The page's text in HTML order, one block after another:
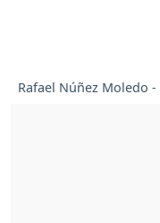
Rafael Núñez Moledo